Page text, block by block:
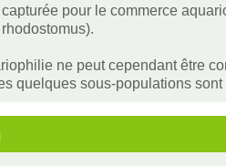
pour le commerce
ne peut cependant être
quelques sous-populations